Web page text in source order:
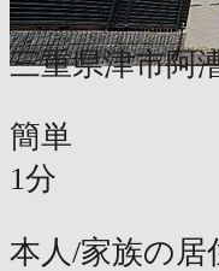
三重県津市阿
簡単
1分
本人/家族の